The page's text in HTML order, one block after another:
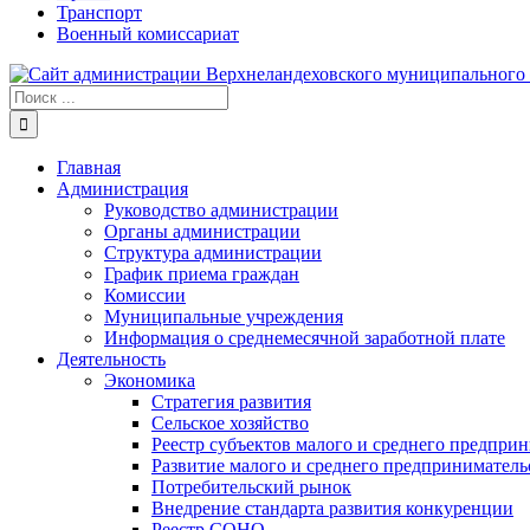
Транспорт
Военный комиссариат
Результат
поиска:
Главная
Администрация
Руководство администрации
Органы администрации
Структура администрации
График приема граждан
Комиссии
Муниципальные учреждения
Информация о среднемесячной заработной плате
Деятельность
Экономика
Стратегия развития
Сельское хозяйство
Реестр субъектов малого и среднего
Развитие малого и среднего
Потребительский рынок
Внедрение стандарта развития конкуренции